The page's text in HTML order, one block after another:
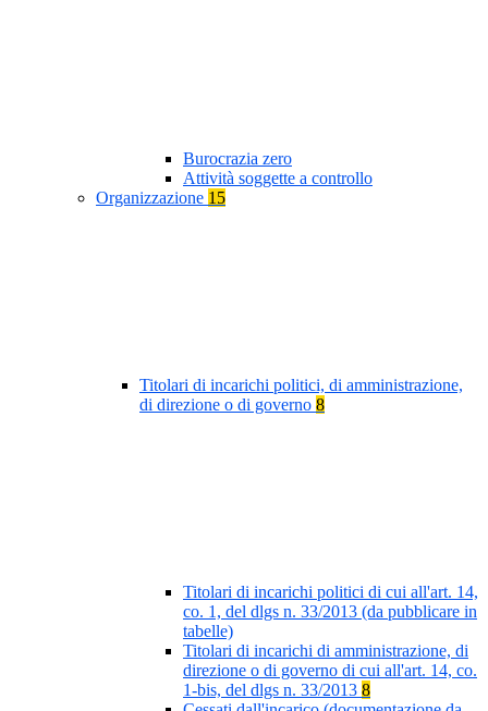
Burocrazia zero
Attività soggette a controllo
Organizzazione 15
Titolari di incarichi politici, di amministrazione,
di direzione o di governo 8
Titolari di incarichi politici di cui all'art. 14,
co. 1, del dlgs n. 33/2013 (da pubblicare in
tabelle)
Titolari di incarichi di amministrazione, di
direzione o di governo di cui all'art. 14, co.
1-bis, del dlgs n. 33/2013 8